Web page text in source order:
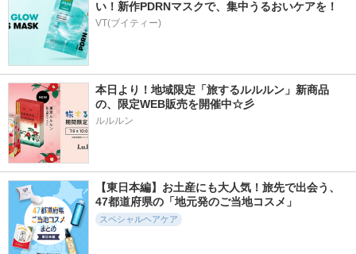
い！新作PDRNマスクで、集中うるおいケアを！
VT(ブイティー)
本日より！地域限定「旅するルルルン」新商品
の、限定WEB販売を開催中☆彡
ルルルン
【東日本編】お土産にも大人気！旅先で出会う、
47都道府県の「地元発のご当地コスメ」
スペシャルヘアケア